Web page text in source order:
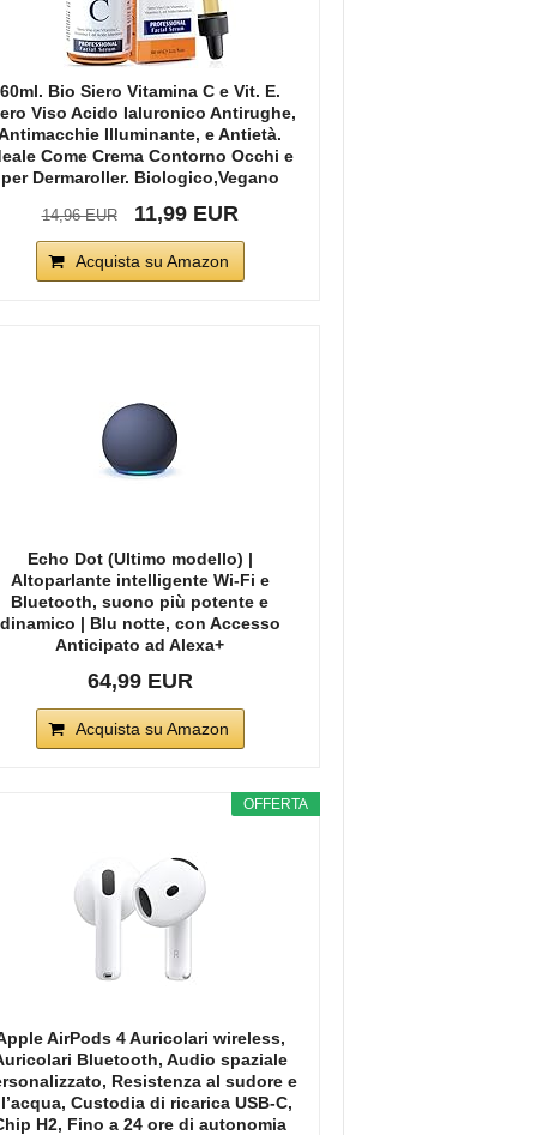
60ml. Bio Siero Vitamina C e Vit. E.
Viso Acido Ialuronico Antirughe,
Illuminante, e Antietà.
Come Crema Contorno Occhi e
per Dermaroller. Biologico,Vegano
14,96 EUR 11,99 EUR
Acquista su Amazon
Echo Dot (Ultimo modello) |
Altoparlante intelligente Wi-Fi e
Bluetooth, suono più potente e
dinamico | Blu notte, con Accesso
Anticipato ad Alexa+
64,99 EUR
Acquista su Amazon
OFFERTA
AirPods 4 Auricolari wireless,
Bluetooth, Audio spaziale
Resistenza al sudore e
Custodia di ricarica USB-C,
H2, Fino a 24 ore di autonomia